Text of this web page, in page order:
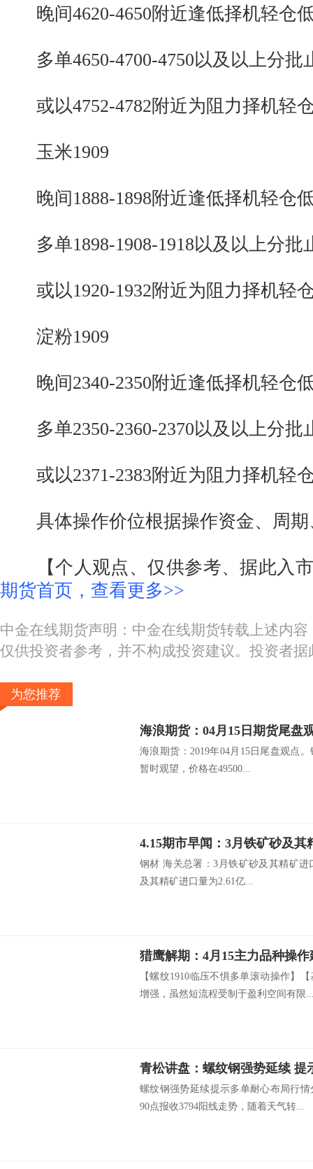
晚间4620-4650附近逢低择机轻仓
多单4650-4700-4750以及以上分批
或以4752-4782附近为阻力择机轻
玉米1909
晚间1888-1898附近逢低择机轻仓
多单1898-1908-1918以及以上分批
或以1920-1932附近为阻力择机轻
淀粉1909
晚间2340-2350附近逢低择机轻仓
多单2350-2360-2370以及以上分批
或以2371-2383附近为阻力择机轻
具体操作价位根据操作资金、周期
【个人观点、仅供参考、据此入市
期货首页，查看更多>>
中金在线期货声明：中金在线期货转载上述内
仅供投资者参考，并不构成投资建议。投资者
为您推荐
海浪期货：04月15日期货尾盘
海浪期货：2019年04月15日尾盘观点
暂时观望，价格在49500...
4.15期市早闻：3月铁矿砂及其
钢材 海关总署：3月铁矿砂及其精矿进
及其精矿进口量为2.61亿...
猎鹰解期：4月15主力品种操作
【螺纹1910临压不惧多单滚动操作】
增强，虽然短流程受制于盈利空间有限
青松讲盘：螺纹钢强势延续 提
螺纹钢强势延续提示多单耐心布局行
90点报收3794阳线走势，随着天气转...